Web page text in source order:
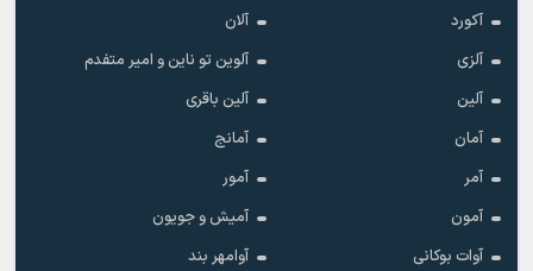
آکورد
آلان
آلزی
آلوین تو ناین و امیر متفدم
آلین
آلین باقری
آمان
آمانج
آمر
آمور
آمون
آمیش و جویون
آوات بوکانی
آوامهر بند